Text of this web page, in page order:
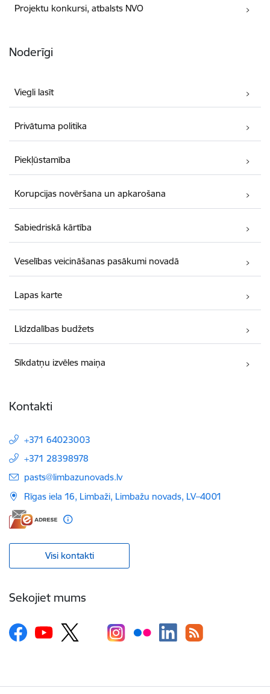
Projektu konkursi, atbalsts NVO
Noderīgi
Viegli lasīt
Privātuma politika
Piekļūstamība
Korupcijas novēršana un apkarošana
Sabiedriskā kārtība
Veselības veicināšanas pasākumi novadā
Lapas karte
Līdzdalības budžets
Sīkdatņu izvēles maiņa
Kontakti
+371 64023003
+371 28398978
E-pasts:
pasts@limbazunovads.lv
Rīgas iela 16, Limbaži, Limbažu novads, LV–4001
Visi kontakti
Sekojiet mums